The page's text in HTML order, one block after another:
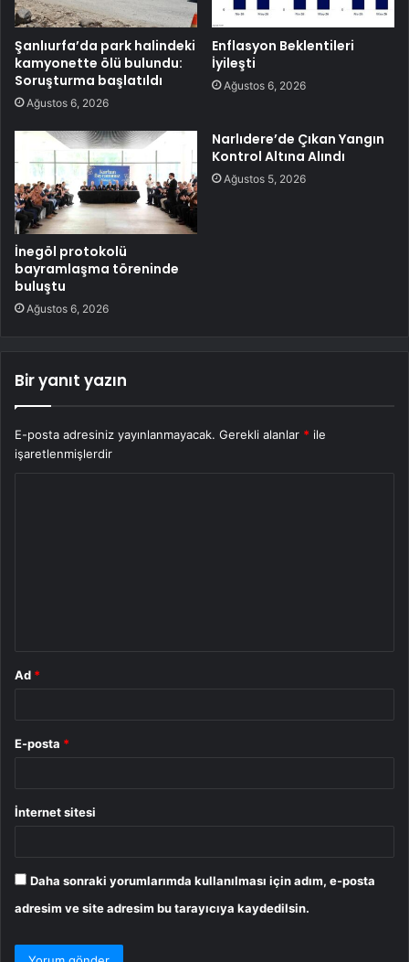
Şanlıurfa’da park halindeki
kamyonette ölü bulundu:
Soruşturma başlatıldı
Ağustos 6, 2026
Enflasyon Beklentileri
İyileşti
Ağustos 6, 2026
İnegöl protokolü
bayramlaşma töreninde
buluştu
Ağustos 6, 2026
Narlıdere’de Çıkan Yangın
Kontrol Altına Alındı
Ağustos 5, 2026
Bir yanıt yazın
E-posta adresiniz yayınlanmayacak. Gerekli alanlar * ile
işaretlenmişlerdir
Ad *
E-posta *
İnternet sitesi
Daha sonraki yorumlarımda kullanılması için adım, e-posta
adresim ve site adresim bu tarayıcıya kaydedilsin.